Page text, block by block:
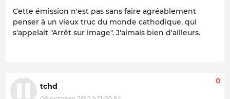
Cette émission n'est pas sans faire agréablement
penser à un vieux truc du monde cathodique, qui
s'appelait "Arrêt sur image". J'aimais bien d'ailleurs.
tchd
0